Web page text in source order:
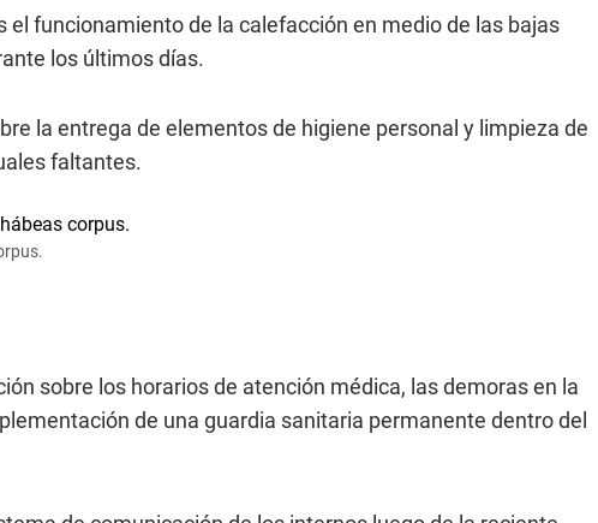
el funcionamiento de la calefacción en medio de las bajas
los últimos días.
la entrega de elementos de higiene personal y limpieza de
faltantes.
sobre los horarios de atención médica, las demoras en la
de una guardia sanitaria permanente dentro del